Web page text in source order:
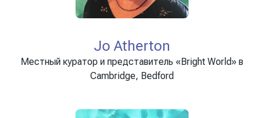
Jo Atherton
Местный куратор и представитель «Bright World» в
Cambridge, Bedford